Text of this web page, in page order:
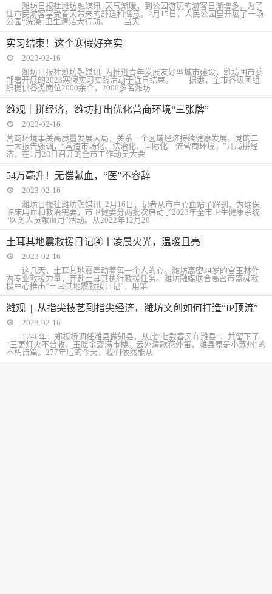
潍坊日报社潍坊融媒讯 天气渐暖，到公园游玩的游客日渐增多。为了
让市民游客享受春天带来的舒适和惬意，2月15日，人民公园里开展了一场
公园“洗澡”卫生清洁大行动。 当天
实习结束！这个寒假好充实
2023-02-16
潍坊日报社潍坊融媒讯 为推进青年发展友好型城市建设，潍坊团市委
部署开展的2023寒假实习实践活动于近日结束。 据悉，全市各级团组
织提供各类岗位2000余个，2000多名潍坊
潍观｜拼经济，潍坊打出优化营商环境“三张牌”
2023-02-16
营商环境事关高质量发展大局，关系一个区域经济持续健康发展。党的二
十大报告强调，“营造市场化、法治化、国际化一流营商环境。”开局拼经
济，在1月28日召开的全市工作动员大会
54万毫升！无偿献血，“医”不容辞
2023-02-16
潍坊日报社潍坊融媒讯 2月16日，记者从市中心血站了解到，为确保
临床用血和救治需要，市卫健委分两批次启动了2023年全市卫生健康系统
“医务人员献血月”活动。从2022年12月20
土耳其地震救援日记④丨凌晨火光，温暖且亮
2023-02-16
这几天，土耳其地震牵动着每一个人的心。潍坊高密34岁的宫玉林作
为专业救援力量，奔赴土耳其执行救援任务。潍坊融媒联合高密市盛舜救
援中心推出“土耳其地震救援日记”，用第
潍观 | 从指尖技艺到指尖经济，潍坊文创如何打造“IP顶流”
2023-02-16
1746年，郑板桥调任潍县做知县，从此“七载春风在潍县”，并留下了
“三更灯火不曾收，玉脍金齑满市楼。云外清歌花外笛，潍县原是小苏州”的
不朽诗篇。277年后的今天，我们依然能从